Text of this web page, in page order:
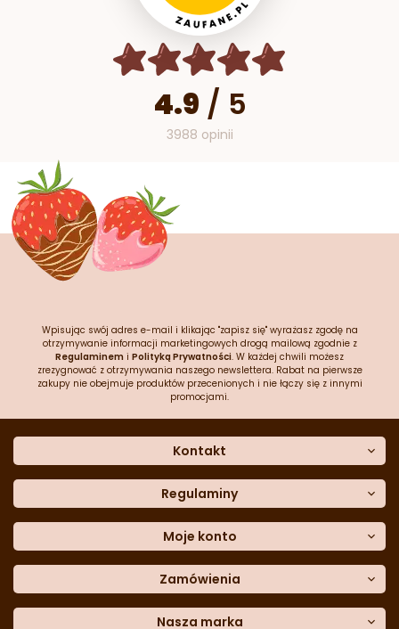
4.9 / 5
3988 opinii
Wpisując swój adres e-mail i klikając "zapisz się" wyrażasz zgodę na
otrzymywanie informacji marketingowych drogą mailową zgodnie z
Regulaminem i Polityką Prywatności. W każdej chwili możesz
zrezygnować z otrzymywania naszego newslettera. Rabat na pierwsze
zakupy nie obejmuje produktów przecenionych i nie łączy się z innymi
promocjami.
Kontakt
Dane kontaktowe
Często zadawane pytania
Sklep stacjonarny
Formularz kontaktowy
Blog
telefon:601 767 272
Regulaminy
Polityka prywatności
Polityka cookies
Polityka reklamacji
Polityka zwrotów
Dostępność cyfrowa
Moje konto
Moje dane
Historia zamówień
Lista ulubionych
Zamówienia
Metody płatności
Nasza marka